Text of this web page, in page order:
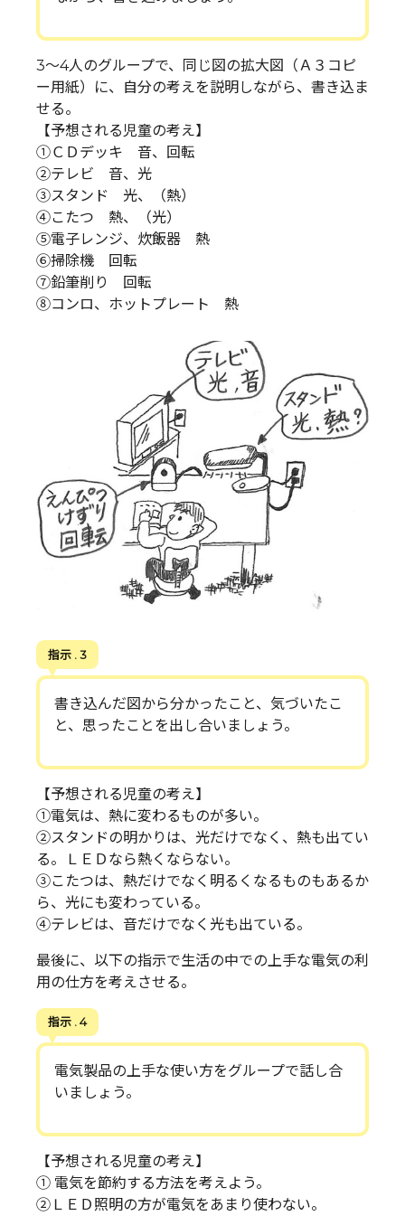
3～4人のグループで、同じ図の拡大図（Ａ３コピ
ー用紙）に、自分の考えを説明しながら、書き込ま
せる。
【予想される児童の考え】
①ＣＤデッキ 音、回転
②テレビ 音、光
③スタンド 光、（熱）
④こたつ 熱、（光）
⑤電子レンジ、炊飯器 熱
⑥掃除機 回転
⑦鉛筆削り 回転
⑧コンロ、ホットプレート 熱
指示 . 3
書き込んだ図から分かったこと、気づいたこ
と、思ったことを出し合いましょう。
【予想される児童の考え】
①電気は、熱に変わるものが多い。
②スタンドの明かりは、光だけでなく、熱も出てい
る。ＬＥＤなら熱くならない。
③こたつは、熱だけでなく明るくなるものもあるか
ら、光にも変わっている。
④テレビは、音だけでなく光も出ている。
最後に、以下の指示で生活の中での上手な電気の利
用の仕方を考えさせる。
指示 . 4
電気製品の上手な使い方をグループで話し合
いましょう。
【予想される児童の考え】
① 電気を節約する方法を考えよう。
②ＬＥＤ照明の方が電気をあまり使わない。